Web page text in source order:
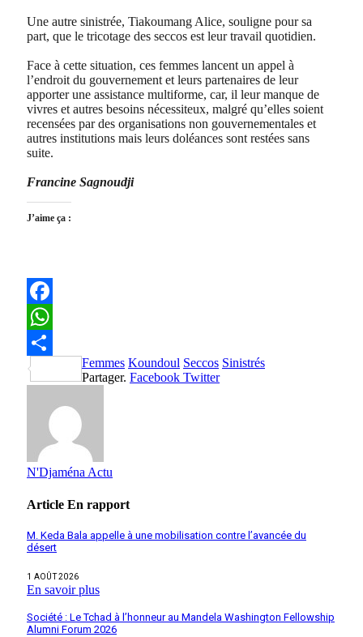
Une autre sinistrée, Tiakoumang Alice, souligne pour sa
part, que le tricotage des seccos est leur travail quotidien.
Face à cette situation, ces femmes lancent un appel à
l’endroit du gouvernement et leurs partenaires de leur
apporter une assistance multiforme, car, il leur manque de
vivres et autres besoins nécessiteux, malgré qu’elles soient
recensées par des organisations non gouvernementales et
autres institutions mais leurs doléances sont restées sans
suite.
Francine Sagnoudji
J’aime ça :
Facebook
WhatsApp
Partager
Femmes Koundoul Seccos Sinistrés
Partager. Facebook Twitter
N'Djaména Actu
Article En rapport
M. Keda Bala appelle à une mobilisation contre l’avancée du
désert
1 AOÛT 2026
En savoir plus
Société : Le Tchad à l’honneur au Mandela Washington Fellowship
Alumni Forum 2026